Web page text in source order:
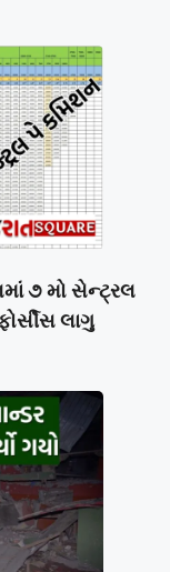
૭ મો સેન્ટ્રલ
લાગુ